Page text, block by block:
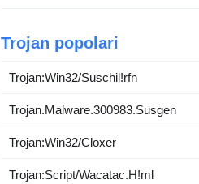
Trojan popolari
Trojan:Win32/Suschil!rfn
Trojan.Malware.300983.Susgen
Trojan:Win32/Cloxer
Trojan:Script/Wacatac.H!ml